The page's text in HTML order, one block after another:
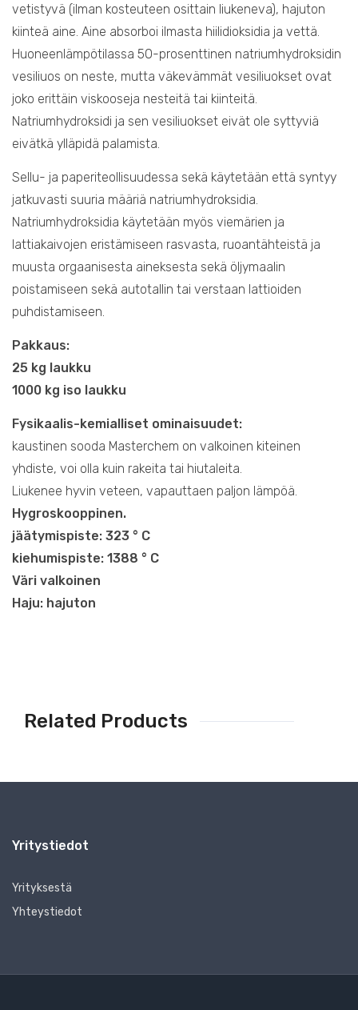
vetistyvä (ilman kosteuteen osittain liukeneva), hajuton
kiinteä aine. Aine absorboi ilmasta hiilidioksidia ja vettä.
Huoneenlämpötilassa 50-prosenttinen natriumhydroksidin
vesiliuos on neste, mutta väkevämmät vesiliuokset ovat
joko erittäin viskooseja nesteitä tai kiinteitä.
Natriumhydroksidi ja sen vesiliuokset eivät ole syttyviä
eivätkä ylläpidä palamista.
Sellu- ja paperiteollisuudessa sekä käytetään että syntyy
jatkuvasti suuria määriä natriumhydroksidia.
Natriumhydroksidia käytetään myös viemärien ja
lattiakaivojen eristämiseen rasvasta, ruoantähteistä ja
muusta orgaanisesta aineksesta sekä öljymaalin
poistamiseen sekä autotallin tai verstaan lattioiden
puhdistamiseen.
Pakkaus:
25 kg laukku
1000 kg iso laukku
Fysikaalis-kemialliset ominaisuudet:
kaustinen sooda Masterchem on valkoinen kiteinen
yhdiste, voi olla kuin rakeita tai hiutaleita.
Liukenee hyvin veteen, vapauttaen paljon lämpöä.
Hygroskooppinen.
jäätymispiste: 323 ° C
kiehumispiste: 1388 ° C
Väri valkoinen
Haju: hajuton
Related Products
Yritystiedot
Yrityksestä
Yhteystiedot